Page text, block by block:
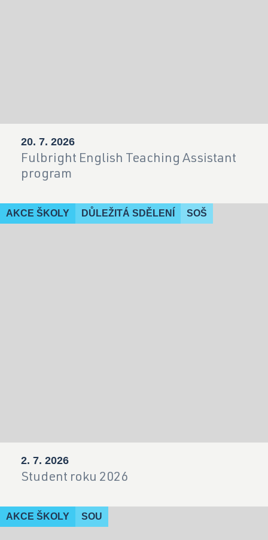
20. 7. 2026
Fulbright English Teaching Assistant
program
AKCE ŠKOLY DŮLEŽITÁ SDĚLENÍ SOŠ
2. 7. 2026
Student roku 2026
AKCE ŠKOLY SOU